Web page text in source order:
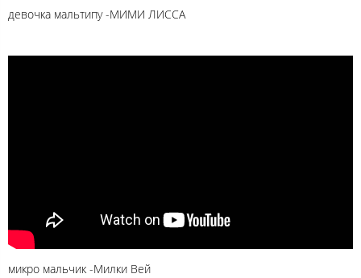
девочка мальтипу -МИМИ ЛИССА
микро мальчик -Милки Вей